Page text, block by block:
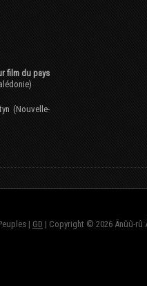
film du pays
(Nouvelle-
| GD | Copyright © 2026 Ânûû-rû